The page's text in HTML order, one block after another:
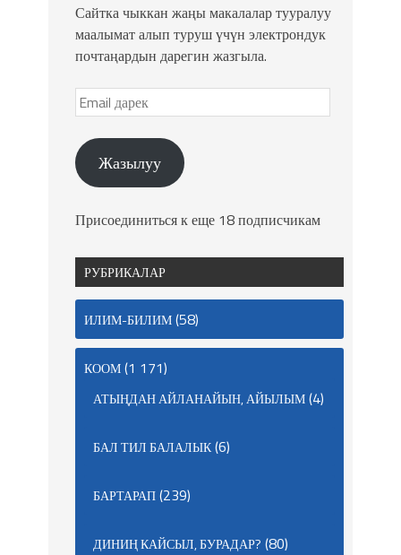
Сайтка чыккан жаңы макалалар тууралуу
маалымат алып туруш үчүн электрондук
почтаңардын дарегин жазгыла.
Жазылуу
Присоединиться к еще 18 подписчикам
РУБРИКАЛАР
ИЛИМ-БИЛИМ(58)
КООМ(1 171)
АТЫҢДАН АЙЛАНАЙЫН, АЙЫЛЫМ(4)
БАЛ ТИЛ БАЛАЛЫК(6)
БАРТАРАП(239)
ДИНИҢ КАЙСЫЛ, БУРАДАР? (80)